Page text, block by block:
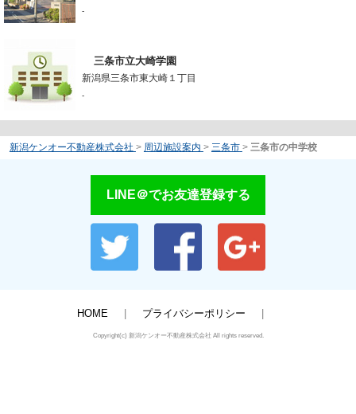
-
三条市立大崎学園
新潟県三条市東大崎１丁目
-
新潟ケンオー不動産株式会社 > 周辺施設案内 > 三条市 > 三条市の中学校
LINE＠でお友達登録する
HOME プライバシーポリシー
Copyright(c) 新潟ケンオー不動産株式会社 All rights reserved.